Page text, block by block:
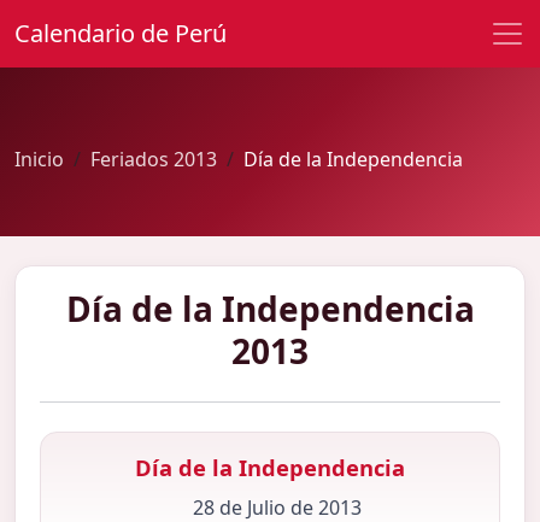
Calendario de Perú
Inicio Feriados 2013 Día de la Independencia
Día de la Independencia
2013
Día de la Independencia
28 de Julio de 2013